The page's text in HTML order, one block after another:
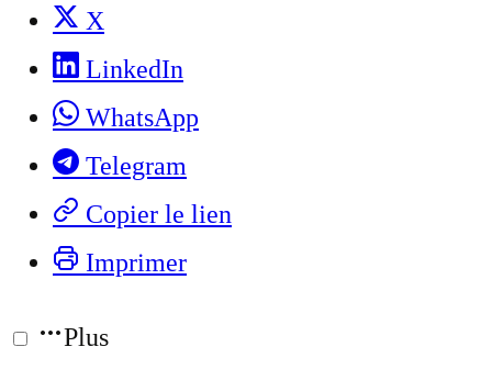
X
LinkedIn
WhatsApp
Telegram
Copier le lien
Imprimer
Plus